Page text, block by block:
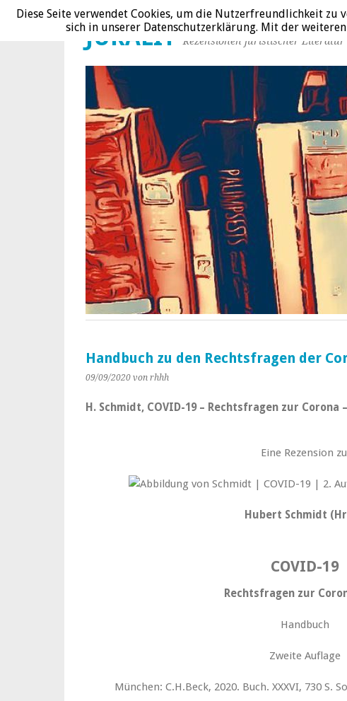
JURALIT Rezensionen juristischer Literatur
Handbuch zu den Rechtsfragen der
09/09/2020 von rhhh
H. Schmidt, COVID-19 – Rechtsfragen zur Corona
Eine Rezension
Hubert Schmidt
COVID-19
Rechtsfragen zur
Handbuch
Zweite Auflage
München: C.H.Beck, 2020. Buch. XXXVI, 730 S.
Diese Seite verwendet Cookies, um die Nutzerfreundlichkeit zu
sich in unserer Datenschutzerklärung. Mit der